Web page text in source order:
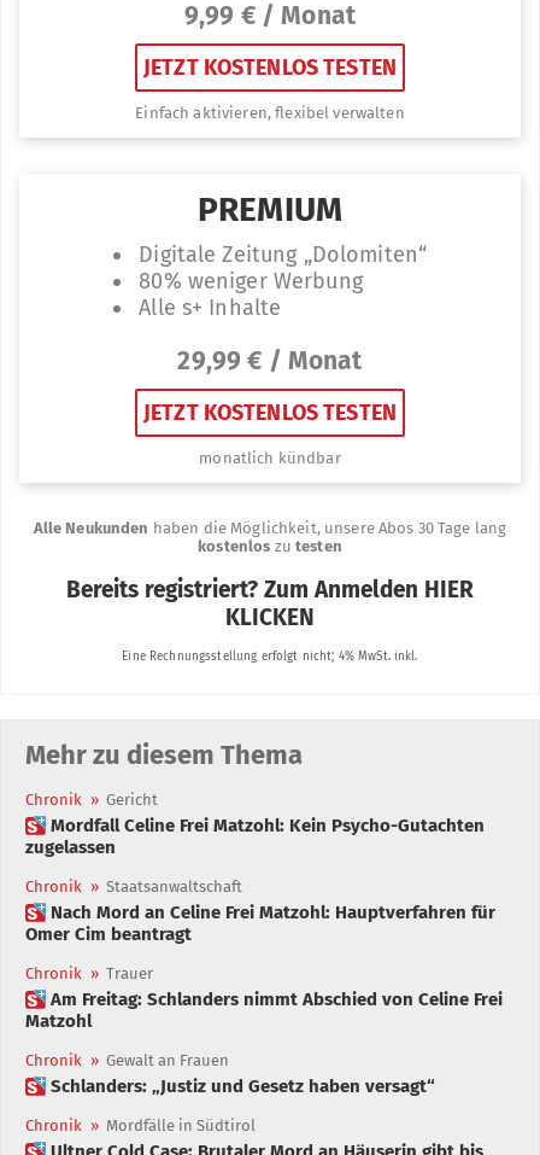
Mehr zu diesem Thema
Chronik » Gericht
 Mordfall Celine Frei Matzohl: Kein Psycho-Gutachten
zugelassen
Chronik » Staatsanwaltschaft
 Nach Mord an Celine Frei Matzohl: Hauptverfahren für
Omer Cim beantragt
Chronik » Trauer
 Am Freitag: Schlanders nimmt Abschied von Celine Frei
Matzohl
Chronik » Gewalt an Frauen
 Schlanders: „Justiz und Gesetz haben versagt“
Chronik » Mordfälle in Südtirol